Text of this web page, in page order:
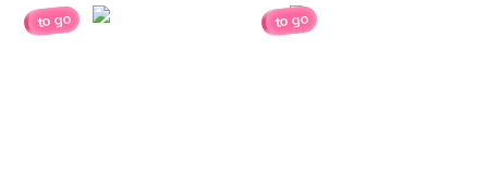
to go to go